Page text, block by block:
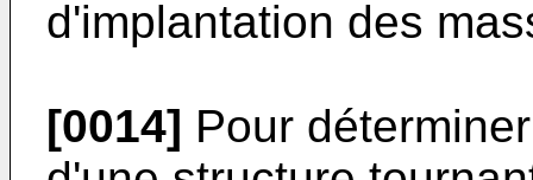
d'implantation des
[0014] Pour